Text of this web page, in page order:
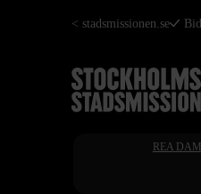
Hoppa< stadsmissionen.se
REA DAM